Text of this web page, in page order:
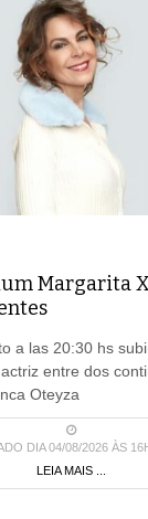
Margarita
a las 20:30 hs
entre dos
Oteyza
DIA 04/08/2026 ÀS
LEIA MAIS ...